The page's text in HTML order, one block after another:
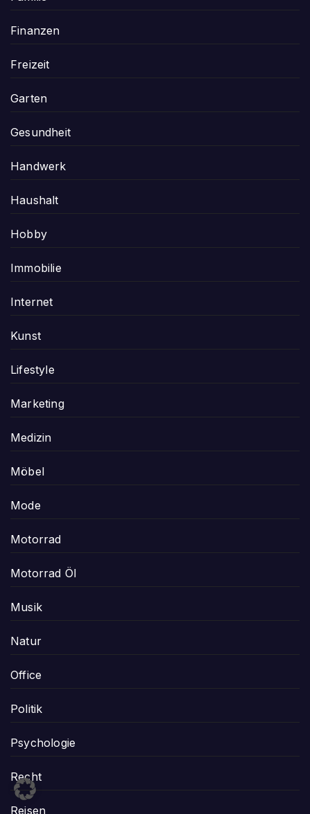
Finanzen
Freizeit
Garten
Gesundheit
Handwerk
Haushalt
Hobby
Immobilie
Internet
Kunst
Lifestyle
Marketing
Medizin
Möbel
Mode
Motorrad
Motorrad Öl
Musik
Natur
Office
Politik
Psychologie
Recht
Reisen